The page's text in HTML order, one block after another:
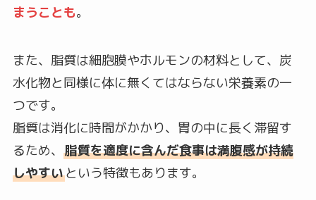
まうことも。
また、脂質は細胞膜やホルモンの材料として、炭
水化物と同様に体に無くてはならない栄養素の一
つです。
脂質は消化に時間がかかり、胃の中に長く滞留す
るため、 脂質を適度に含んだ食事は満腹感が持続
しやすいという特徴もあります。